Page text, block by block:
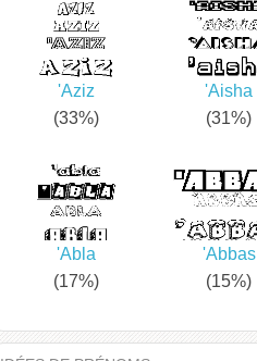
'Aziz
(33%)
'Aisha
(31%)
'Abla
(17%)
'Abbas
(15%)